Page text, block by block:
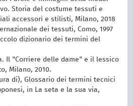
Storia del costume tessuti e
accessori e stilisti, Milano, 2018
dei tessuti, Como, 1997
dizionario dei termini del
Il "Corriere delle dame" e il lessico
Milano, 2010.
di), Glossario dei termini tecnici
in La seta e la sua via,